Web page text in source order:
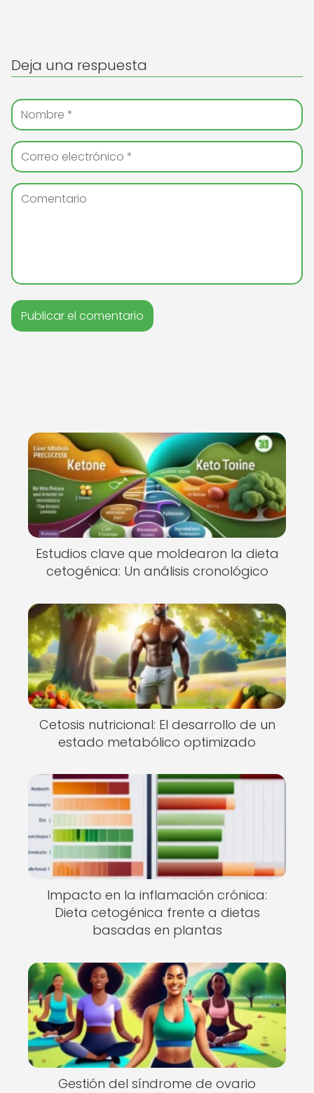
Deja una respuesta
Estudios clave que moldearon la dieta
cetogénica: Un análisis cronológico
Cetosis nutricional: El desarrollo de un
estado metabólico optimizado
Impacto en la inflamación crónica:
Dieta cetogénica frente a dietas
basadas en plantas
Gestión del síndrome de ovario